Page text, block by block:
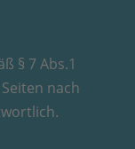
§ 7 Abs.1
nach